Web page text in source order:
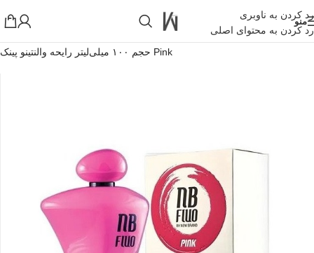
رد کردن به ناوبری
رد کردن به محتوای اصلی
منو
خانه » فروشگاه اینترنتی واکارنا
Pink حجم ۱۰۰ میلی‌لیتر رایحه والنتینو پینک